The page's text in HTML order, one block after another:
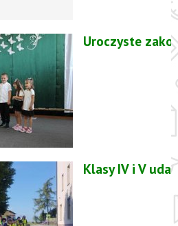
Uroczyste
Klasy IV i V